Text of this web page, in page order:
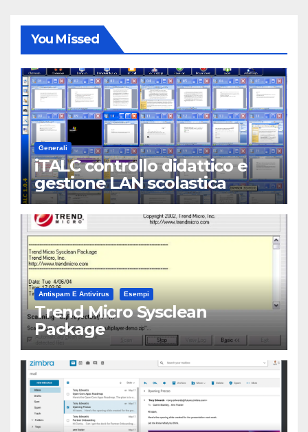
You Missed
Generali
iTALC controllo didattico e
gestione LAN scolastica
Antispam E Antivirus Esempi
Trend Micro Sysclean
Package